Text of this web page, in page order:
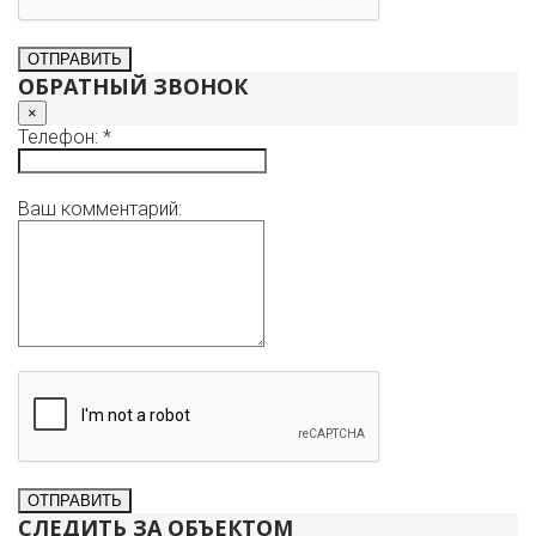
Звоните, договоримся о просмотре.
ОБРАТНЫЙ ЗВОНОК
×
Телефон: *
Ваш комментарий:
СЛЕДИТЬ ЗА ОБЪЕКТОМ